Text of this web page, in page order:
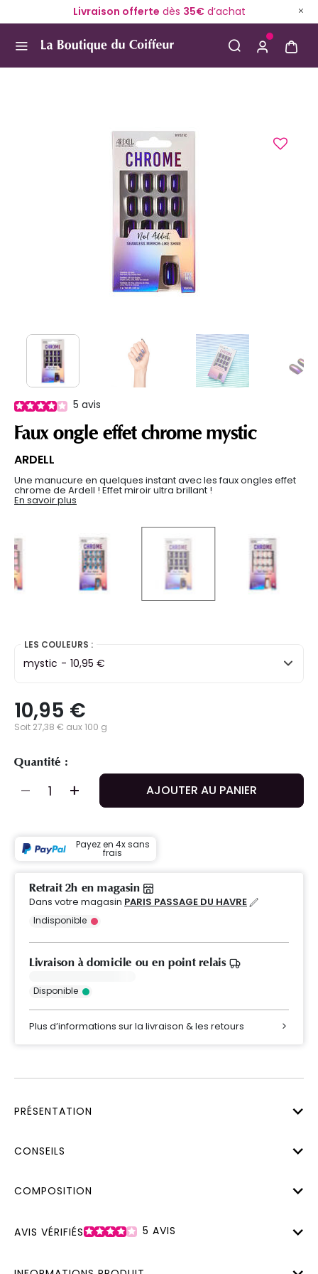
Livraison offerte dès 35€d’achat
5 avis
Faux ongle effet chrome mystic
ARDELL
Une manucure en quelques instant avec les faux ongles effet
chrome de Ardell ! Effet miroir ultra brillant !
En savoir plus
selected
LES COULEURS :
mystic - 10,95 €
10,95 €
Soit 27,38 € aux 100 g
Quantité :
AJOUTER AU PANIER
Payez en 4x sans
frais
Retrait 2h en magasin
Dans votre magasin PARIS PASSAGE DU HAVRE
Indisponible
Livraison à domicile ou en point relais
Disponible
Plus d’informations sur la livraison & les retours
PRÉSENTATION
CONSEILS
COMPOSITION
AVIS VÉRIFIÉS 5 AVIS